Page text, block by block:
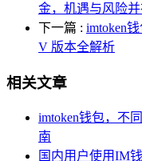
金，机遇与风险
下一篇 : imtoken
V 版本全解析
相关文章
imtoken钱包，不
南
国内用户使用IM